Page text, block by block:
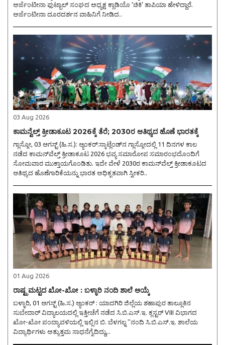
ಅರ್ಜೆಂಟೀನಾ ಫುಟ್ಬಾಲ್‌ ಸಂಘದ ಅಧ್ಯಕ್ಷ ಕ್ಲಾಡಿಯೊ ‘ಚಿಕಿ’ ತಾಪಿಯಾ ಹೇಳಿದ್ದಾರೆ.
ಅರ್ಜೆಂಟೀನಾ ದೂರದರ್ಶನ ವಾಹಿನಿಗೆ ನೀಡಿದ..
03 Aug 2026
ಕಾಮನ್ವೆಲ್ತ್ ಕ್ರೀಡಾಕೂಟ 2026ಕ್ಕೆ ತೆರೆ; 2030ರ ಆತಿಥ್ಯದ ಹೊಣೆ ಭಾರತಕ್ಕೆ
ಗ್ಲಾಸ್ಗೋ, 03 ಆಗಸ್ಟ್ (ಹಿ.ಸ.): ಆ್ಯಂಕರ್:ಸ್ಕಾಟ್ಲೆಂಡ್‌ನ ಗ್ಲಾಸ್ಗೋದಲ್ಲಿ 11 ದಿನಗಳ ಕಾಲ
ನಡೆದ ಕಾಮನ್‌ವೆಲ್ತ್ ಕ್ರೀಡಾಕೂಟ 2026 ಭವ್ಯ ಸಮಾರೋಪ ಸಮಾರಂಭದೊಂದಿಗೆ
ಸೋಮವಾರ ಮುಕ್ತಾಯಗೊಂಡಿತು. ಇದೇ ವೇಳೆ 2030ರ ಕಾಮನ್‌ವೆಲ್ತ್ ಕ್ರೀಡಾಕೂಟದ
ಆತಿಥ್ಯದ ಹೊಣೆಗಾರಿಕೆಯನ್ನು ಭಾರತ ಅಧಿಕೃತವಾಗಿ ಸ್ವೀಕರಿ..
01 Aug 2026
ರಾಷ್ಟ್ರಮಟ್ಟದ ಖೋ-ಖೋ : ಬಳ್ಳಾರಿ ನಂದಿ ಶಾಲೆ ಆಯ್ಕೆ
ಬಳ್ಳಾರಿ, 01 ಆಗಸ್ಟ್ (ಹಿ.ಸ.) ಆ್ಯಂಕರ್ : ಯಾದಗಿರಿ ಜಿಲ್ಲೆಯ ಶಹಾಪುರ ತಾಲ್ಲೂಕಿನ
ಸುಬೇದಾರ್ ವಿದ್ಯಾಲಯದಲ್ಲಿ ಇತ್ತೀಚೆಗೆ ನಡೆದ ಸಿ.ಬಿ.ಎಸ್.ಇ. ಕ್ಲಸ್ಟರ್ VIII ವಿಭಾಗದ
ಖೋ-ಖೋ ಪಂದ್ಯಾವಳಿಯಲ್ಲಿ ಇಲ್ಲಿನ ಬಿ. ಬೆಳಗಲ್ನ ''ನಂದಿ ಸಿ.ಬಿ.ಎಸ್.ಇ. ಶಾಲೆಯ
ವಿದ್ಯಾರ್ಥಿಗಳು ಅತ್ಯುತ್ತಮ ಸಾಧನೆಗೈದಿದ್ದು,..